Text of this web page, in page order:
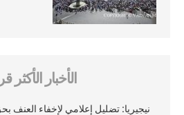
الأخبار الأكثر
نيجيريا: تضليل إعلامي لإخفاء العنف